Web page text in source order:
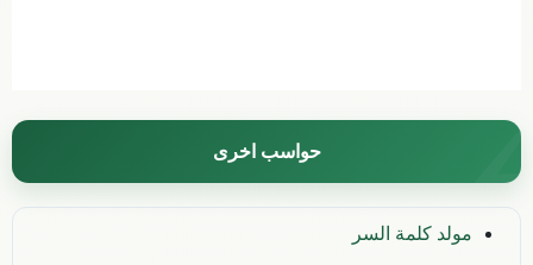
حواسب اخرى
مولد كلمة السر